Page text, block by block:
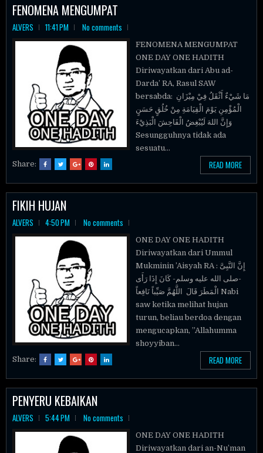
FENOMENA MENGUMPAT
ALVERS 11:41 PM No comments
FENOMENA MENGUMPAT
ONE DAY ONE HADITH
Diriwayatkan dari Abu ad-
Darda’ RA, Rasul SAW
bersabda: مَا شَيْءٌ أَثْقَلُ فِيْ مِيْزَانِ
الْمُؤْمِنِ يَوْمَ الْقِيَامَةِ مِنْ خُلُقٍ حَسَنٍ
وَإِنَّ اللهَ لَيُبْغِضُ الْفَاحِشَ الْبَذِيْءَ
Sesungguhnya tidak ada
sesuatu...
Share:
READ MORE
FIKIH HUJAN
ALVERS 4:50 PM No comments
ONE DAY ONE HADITH
Diriwayatkan dari Ummul
Mukminin ’Aisyah RA : إِنَّ النَّبِىَّ
-صلى الله عليه وسلم- كَانَ إِذَا رَأَى
الْمَطَرَ قَالَ اللَّهُمَّ صَيِّباً نَافِعاً Nabi
saw ketika melihat hujan
turun, beliau berdoa dengan
mengucapkan, ”Allahumma
shoyyiban...
Share:
READ MORE
PENYERU KEBAIKAN
ALVERS 5:44 PM No comments
ONE DAY ONE HADITH
Diriwayatkan dari an-Nu’man